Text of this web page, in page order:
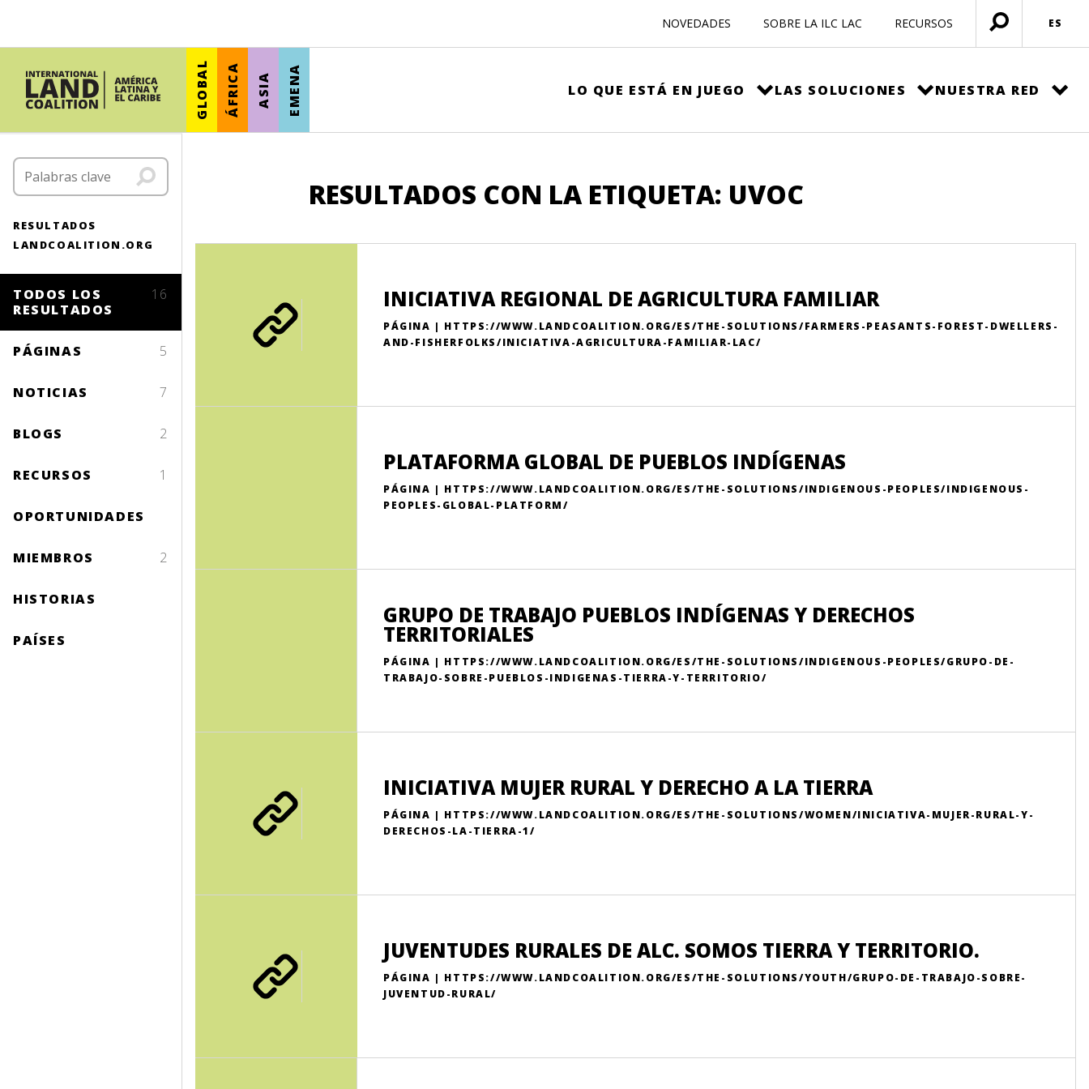
NOVEDADES SOBRE LA ILC LAC RECURSOS
Menú
abierto
ES
GLOBAL ÁFRICA ASIA EMENA LO QUE ESTÁ EN JUEGO LAS SOLUCIONES NUESTRA RED
RESULTADOS
LANDCOALITION.ORG
TODOS LOS
RESULTADOS
16
PÁGINAS 5
NOTICIAS 7
BLOGS 2
RECURSOS 1
OPORTUNIDADES
MIEMBROS 2
HISTORIAS
PAÍSES
RESULTADOS CON LA ETIQUETA: UVOC
INICIATIVA REGIONAL DE AGRICULTURA FAMILIAR
PÁGINA | HTTPS://WWW.LANDCOALITION.ORG/ES/THE-SOLUTIONS/FARMERS-PEASANTS-FOREST-DWELLERS-
AND-FISHERFOLKS/INICIATIVA-AGRICULTURA-FAMILIAR-LAC/
PLATAFORMA GLOBAL DE PUEBLOS INDÍGENAS
PÁGINA | HTTPS://WWW.LANDCOALITION.ORG/ES/THE-SOLUTIONS/INDIGENOUS-PEOPLES/INDIGENOUS-
PEOPLES-GLOBAL-PLATFORM/
GRUPO DE TRABAJO PUEBLOS INDÍGENAS Y DERECHOS
TERRITORIALES
PÁGINA | HTTPS://WWW.LANDCOALITION.ORG/ES/THE-SOLUTIONS/INDIGENOUS-PEOPLES/GRUPO-DE-
TRABAJO-SOBRE-PUEBLOS-INDIGENAS-TIERRA-Y-TERRITORIO/
INICIATIVA MUJER RURAL Y DERECHO A LA TIERRA
PÁGINA | HTTPS://WWW.LANDCOALITION.ORG/ES/THE-SOLUTIONS/WOMEN/INICIATIVA-MUJER-RURAL-Y-
DERECHOS-LA-TIERRA-1/
JUVENTUDES RURALES DE ALC. SOMOS TIERRA Y TERRITORIO.
PÁGINA | HTTPS://WWW.LANDCOALITION.ORG/ES/THE-SOLUTIONS/YOUTH/GRUPO-DE-TRABAJO-SOBRE-
JUVENTUD-RURAL/